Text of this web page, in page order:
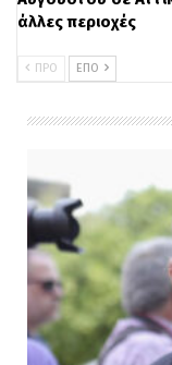
άλλες περιοχές
ΠΡΟ ΕΠΌ